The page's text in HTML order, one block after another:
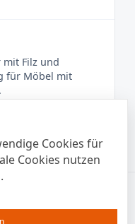
Filz und
für Möbel mit
Cookies für
Cookies nutzen